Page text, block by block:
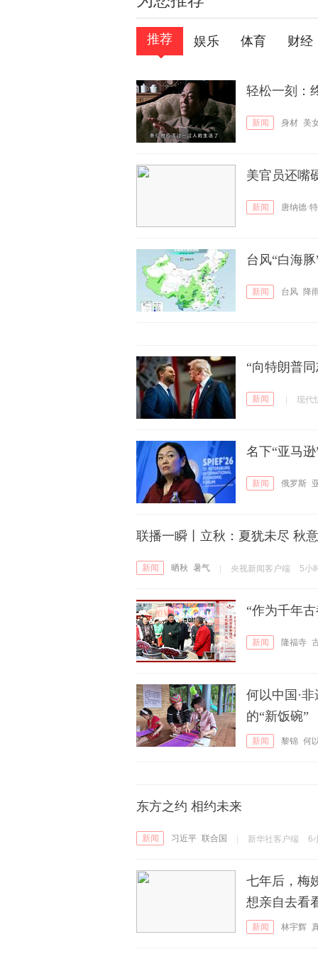
推荐 娱乐 体育 财经
轻松一刻：
新闻 身材 美
美官员还嘴
新闻 唐纳德·
台风“白海
新闻 台风 降
“向特朗普
新闻 现代
名下“亚马
新闻 俄罗斯
联播一瞬丨立秋：夏犹未尽 秋
新闻 晒秋 暑气 央视新闻客户端 5小
“作为千年
新闻 隆福寺
何以中国·
的“新饭碗”
新闻 黎锦 何
东方之约 相约未来
新闻 习近平 联合国 新华社客户端 6
七年后，梅
想亲自去看
新闻 林宇辉